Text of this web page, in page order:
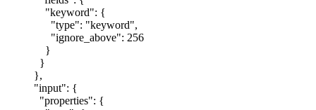
"keyword": {
"type": "keyword",
"ignore_above": 256
}
}
},
"input": {
"properties": {